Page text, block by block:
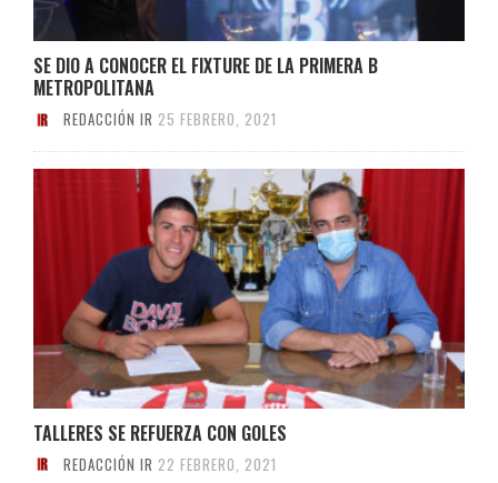
SE DIO A CONOCER EL FIXTURE DE LA PRIMERA B
METROPOLITANA
REDACCIÓN IR 25 FEBRERO, 2021
TALLERES SE REFUERZA CON GOLES
REDACCIÓN IR 22 FEBRERO, 2021